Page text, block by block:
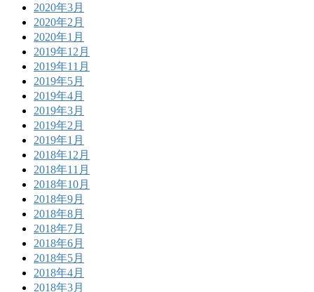
2020年3月
2020年2月
2020年1月
2019年12月
2019年11月
2019年5月
2019年4月
2019年3月
2019年2月
2019年1月
2018年12月
2018年11月
2018年10月
2018年9月
2018年8月
2018年7月
2018年6月
2018年5月
2018年4月
2018年3月